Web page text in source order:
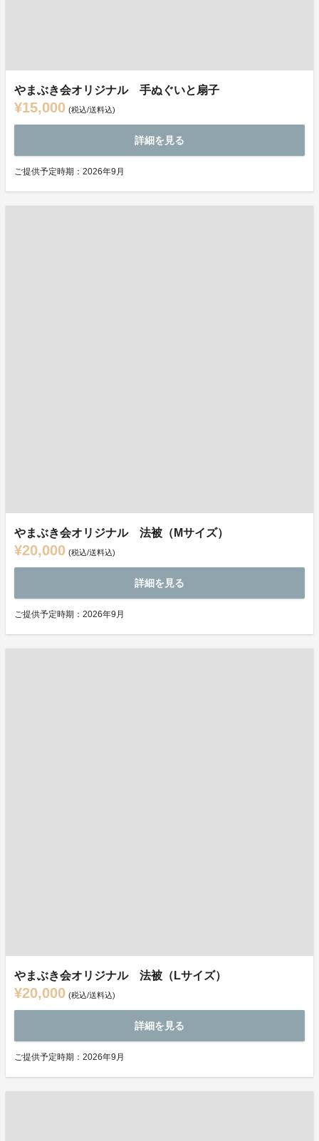
やまぶき会オリジナル 手ぬぐいと扇子
¥15,000 (税込/送料込)
詳細を見る
ご提供予定時期：2026年9月
やまぶき会オリジナル 法被（Mサイズ）
¥20,000 (税込/送料込)
詳細を見る
ご提供予定時期：2026年9月
やまぶき会オリジナル 法被（Lサイズ）
¥20,000 (税込/送料込)
詳細を見る
ご提供予定時期：2026年9月